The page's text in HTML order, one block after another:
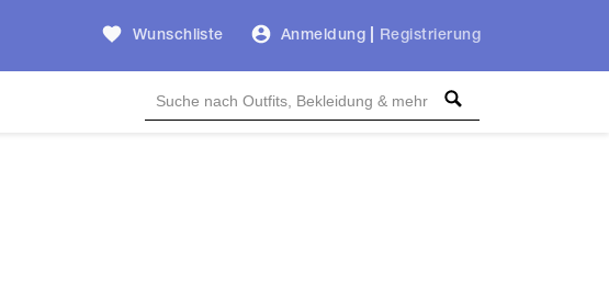
Wunschliste Anmeldung Registrierung